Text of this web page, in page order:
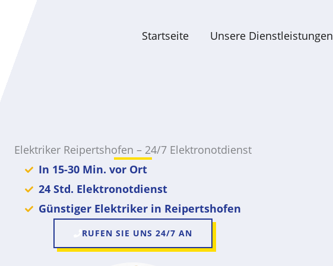
Startseite Unsere Dienstleistungen
Elektriker Reipertshofen – 24/7 Elektronotdienst
In 15-30 Min. vor Ort
24 Std. Elektronotdienst
Günstiger Elektriker in Reipertshofen
RUFEN SIE UNS 24/7 AN